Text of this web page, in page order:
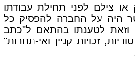
או צילם לפני תחילת עבודתו
היה על החברה להפסיק כל
וזאת לטענתו בהתאם ל"כתב
זכויות קניין ואי-תחרות"